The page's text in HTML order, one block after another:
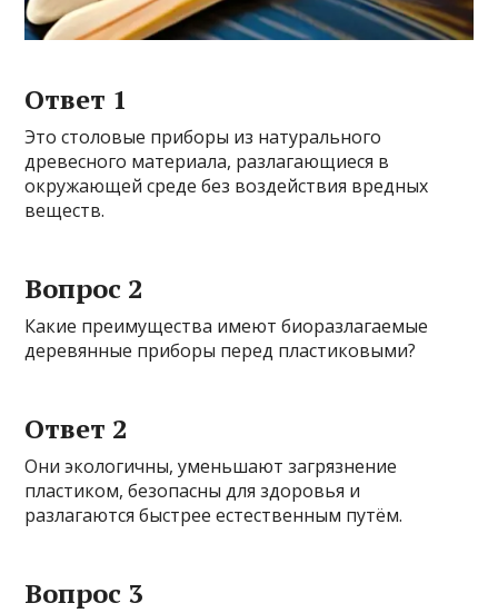
Ответ 1
Это столовые приборы из натурального
древесного материала, разлагающиеся в
окружающей среде без воздействия вредных
веществ.
Вопрос 2
Какие преимущества имеют биоразлагаемые
деревянные приборы перед пластиковыми?
Ответ 2
Они экологичны, уменьшают загрязнение
пластиком, безопасны для здоровья и
разлагаются быстрее естественным путём.
Вопрос 3